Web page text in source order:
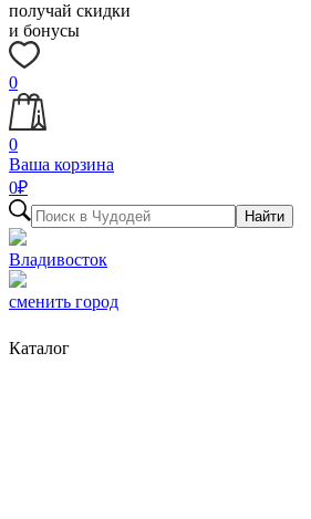
получай скидки
и бонусы
0
0
Ваша корзина
0₽
Найти
Владивосток
сменить город
Каталог